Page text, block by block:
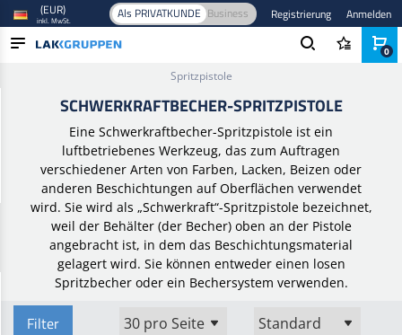
BRANCHEN
MARKEN
BLOG
NEUHEITEN
(EUR)
inkl. MwSt. Als PRIVATKUNDE Business Registrierung Anmelden
Spritzpistole
SCHWERKRAFTBECHER-SPRITZPISTOLE
Eine Schwerkraftbecher-Spritzpistole ist ein
luftbetriebenes Werkzeug, das zum Auftragen
verschiedener Arten von Farben, Lacken, Beizen oder
anderen Beschichtungen auf Oberflächen verwendet
wird. Sie wird als „Schwerkraft“-Spritzpistole bezeichnet,
weil der Behälter (der Becher) oben an der Pistole
angebracht ist, in dem das Beschichtungsmaterial
gelagert wird. Sie können entweder einen losen
Spritzbecher oder ein Bechersystem verwenden.
Filter
0